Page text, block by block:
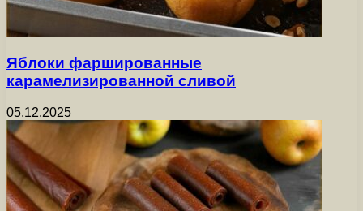
Яблоки фаршированные
карамелизированной сливой
05.12.2025